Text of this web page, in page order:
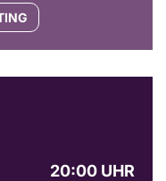
20:00 UHR